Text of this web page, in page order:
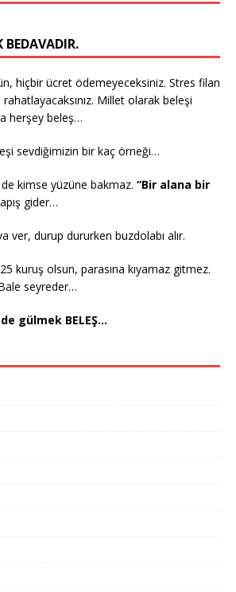
BEDAVADIR.
hiçbir ücret ödemeyeceksiniz. Stres filan
Millet olarak beleşi
herşey beleş…
sevdiğimizin bir kaç örneği…
de kimse yüzüne bakmaz. “Bir alana bir
gider…
ver, durup dururken buzdolabı alır.
kuruş olsun, parasına kıyamaz gitmez.
seyreder…
gülmek BELEŞ…